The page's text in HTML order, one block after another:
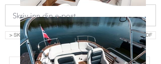
> SKRIV INN EPOST OG LAST NED SALGSOPPGAVE SOM PDF
> SE ALLE BÅTER TIL SALGS